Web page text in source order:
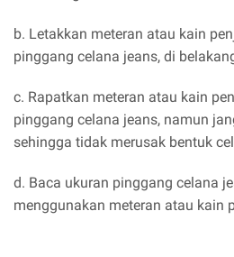
b. Letakkan meteran atau kain
pinggang celana jeans, di
c. Rapatkan meteran atau kain
pinggang celana jeans, namun
sehingga tidak merusak bentuk
d. Baca ukuran pinggang celana
menggunakan meteran atau kain